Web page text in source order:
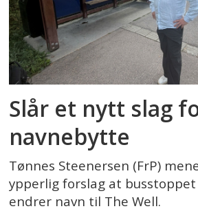
Slår et nytt slag
navnebytte
Tønnes Steenersen (FrP)
ypperlig forslag at
endrer navn til The Well.